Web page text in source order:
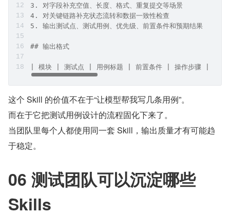
3. 对字段补充空值、长度、格式、重复提交等场景
4. 对关键链路补充状态流转和数据一致性检查
5. 输出测试点、测试用例、优先级、前置条件和预期结果
## 输出格式
| 模块 | 测试点 | 用例标题 | 前置条件 | 操作步骤 | 预
这个 Skill 的价值不在于“让模型帮我写几条用例”。
而在于它把测试用例设计的流程固化下来了。
当团队里每个人都使用同一套 Skill，输出质量才有可能趋
于稳定。
06 测试团队可以沉淀哪些
Skills